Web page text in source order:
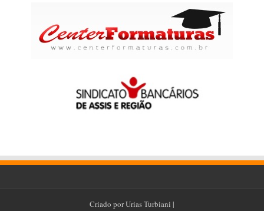
Criado porUrias Turbiani |